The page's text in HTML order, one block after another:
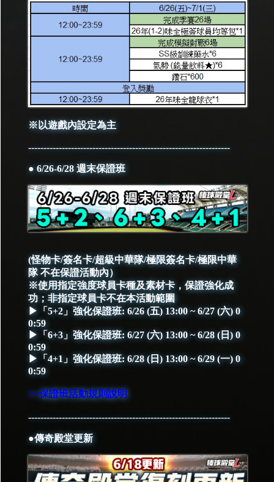
※以遊戲內設定為主
------------------------------------------------------------------
● 6/26-6/28 週末保證班
(怪物卡/簽名卡/超級中華隊/極限簽名卡/極限中華
隊 不在保證活動內）
※使用指定強度球員卡種及素材卡，保證強化成
功；非指定球員卡不在本活動範圍
▶「5+2」強化保證班: 6/26 (五) 13:00 ~ 6/27 (六) 0
0:59
▶「6+3」強化保證班: 6/27 (六) 13:00 ~ 6/28 (日) 0
0:59
▶「4+1」強化保證班: 6/28 (日) 13:00 ~ 6/29 (一) 0
0:59
>>保證班活動規則說明
------------------------------------------------------------------
●傳奇殿堂更新